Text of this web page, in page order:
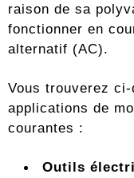
raison de sa
fonctionner en
alternatif (AC).
Vous trouverez
applications de
courantes :
Outils